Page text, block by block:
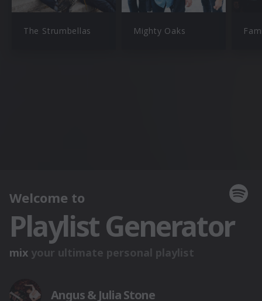
The Strumbellas Mighty Oaks